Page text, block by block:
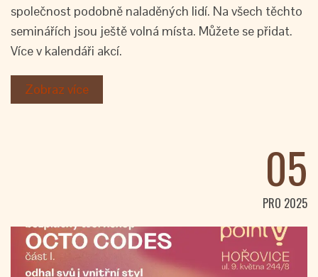
společnost podobně naladěných lidí. Na všech těchto
seminářích jsou ještě volná místa. Můžete se přidat.
Více v kalendáři akcí.
Zobraz více
05
PRO 2025